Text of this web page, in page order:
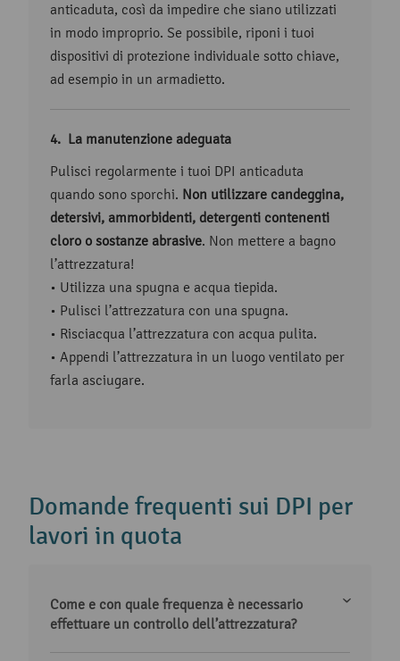
anticaduta, così da impedire che siano utilizzati
in modo improprio. Se possibile, riponi i tuoi
dispositivi di protezione individuale sotto chiave,
ad esempio in un armadietto.
La manutenzione adeguata
Pulisci regolarmente i tuoi DPI anticaduta
quando sono sporchi. Non utilizzare candeggina,
detersivi, ammorbidenti, detergenti contenenti
cloro o sostanze abrasive. Non mettere a bagno
l’attrezzatura!
• Utilizza una spugna e acqua tiepida.
• Pulisci l’attrezzatura con una spugna.
• Risciacqua l’attrezzatura con acqua pulita.
• Appendi l’attrezzatura in un luogo ventilato per
farla asciugare.
Domande frequenti sui DPI per
lavori in quota
Come e con quale frequenza è necessario
effettuare un controllo dell’attrezzatura?